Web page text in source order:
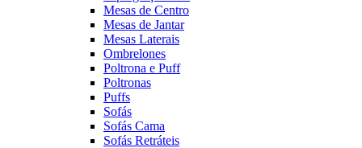
Mesas de Centro
Mesas de Jantar
Mesas Laterais
Ombrelones
Poltrona e Puff
Poltronas
Puffs
Sofás
Sofás Cama
Sofás Retráteis